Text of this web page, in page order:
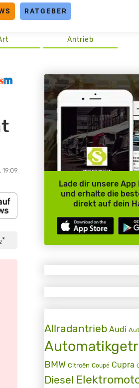
RATGEBER
Antrieb
19:09
*
Lade dir unsere
und erhalte die
direkt auf dein
Allradantrieb Audi
BMW Citroën Coupé Cupra
Diesel